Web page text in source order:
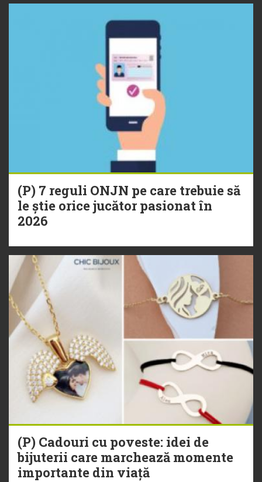
(P) 7 reguli ONJN pe care trebuie să
le știe orice jucător pasionat în
2026
(P) Cadouri cu poveste: idei de
bijuterii care marchează momente
importante din viață